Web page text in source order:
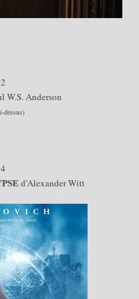
W.S. Anderson
dessus)
d'Alexander Witt